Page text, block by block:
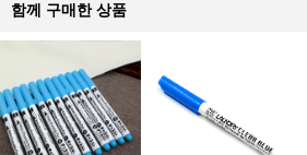
함께 구매한 상품